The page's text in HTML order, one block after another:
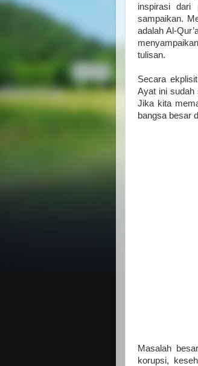
inspirasi dari
sampaikan.
adalah Al-
tulisan.
Secara
Ayat ini sudah
Jika kita
bangsa besar
Masalah
korupsi,